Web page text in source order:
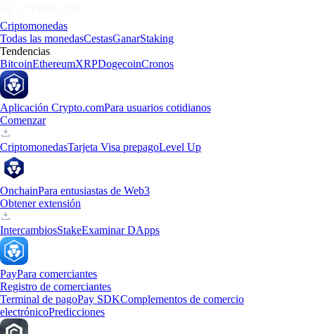
Criptomonedas
Todas las monedasCestasGanarStaking
Tendencias
BitcoinEthereumXRPDogecoinCronos
Aplicación Crypto.comPara usuarios cotidianos
Comenzar
CriptomonedasTarjeta Visa prepagoLevel Up
OnchainPara entusiastas de Web3
Obtener extensión
IntercambiosStakeExaminar DApps
PayPara comerciantes
Registro de comerciantes
Terminal de pagoPay SDKComplementos de comercio
electrónicoPredicciones